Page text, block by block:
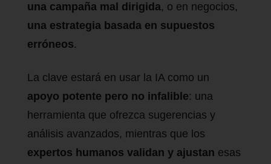
una campaña mal dirigida, o en negocios,
una estrategia basada en supuestos
erróneos.
La clave estará en usar la IA como un
apoyo potente pero no infalible: una
herramienta que ofrezca sugerencias y
análisis avanzados, mientras que los
expertos humanos validan y ajustan esas